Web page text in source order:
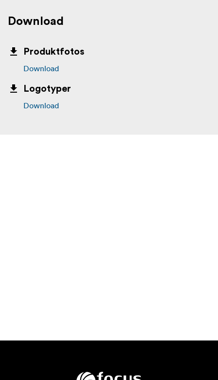
Download
Produktfotos
Download
Logotyper
Download